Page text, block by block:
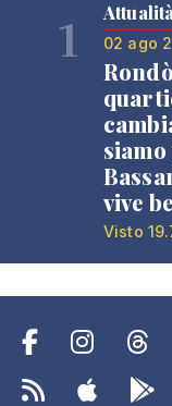
1 Attualità
02 ago
vive
Visto